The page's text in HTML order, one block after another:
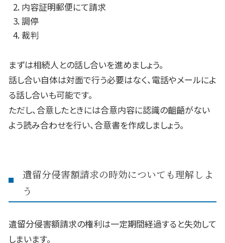
内容証明郵便にて請求
調停
裁判
まずは相続人との話し合いを進めましょう。
話し合い自体は対面で行う必要はなく、電話やメールによ
る話し合いも可能です。
ただし、合意したときには合意内容に認識の齟齬がない
よう読み合わせを行い、合意書を作成しましょう。
遺留分侵害額請求の時効についても理解しよ
う
遺留分侵害額請求の権利は一定期間経過すると失効して
しまいます。